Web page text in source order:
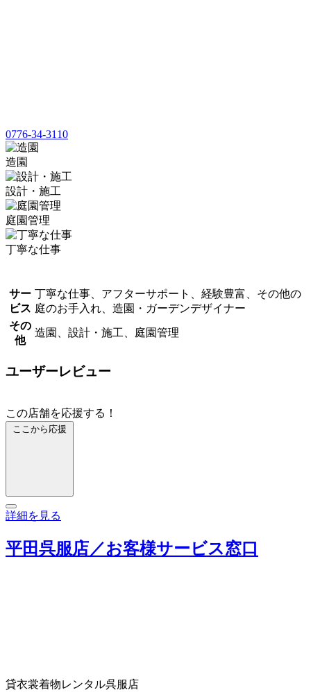
0776-34-3110
造園
設計・施工
庭園管理
丁寧な仕事
サー
ビス
丁寧な仕事、アフターサポート、経験豊富、その他の
庭のお手入れ、造園・ガーデンデザイナー
その
他
造園、設計・施工、庭園管理
ユーザーレビュー
この店舗を応援する！
ここから応援
詳細を見る
平田呉服店／お客様サービス窓口
貸衣裳着物レンタル呉服店